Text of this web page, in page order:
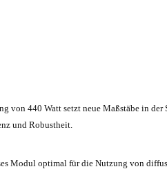
440 Watt setzt neue Maßstäbe in
und Robustheit.
Modul optimal für die Nutzung von